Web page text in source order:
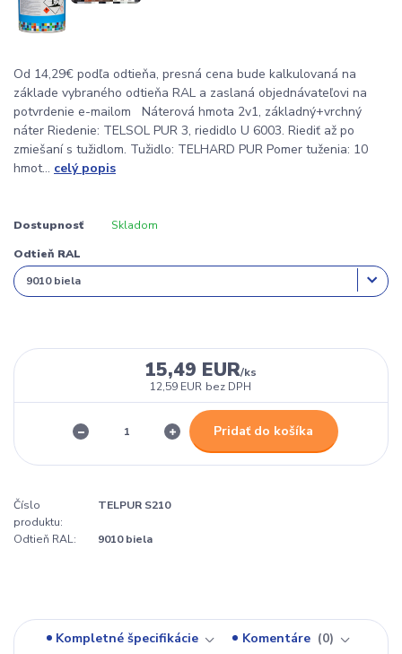
Od 14,29€ podľa odtieňa, presná cena bude kalkulovaná na
základe vybraného odtieňa RAL a zaslaná objednávateľovi na
potvrdenie e-mailom Náterová hmota 2v1, základný+vrchný
náter Riedenie: TELSOL PUR 3, riedidlo U 6003. Riediť až po
zmiešaní s tužidlom. Tužidlo: TELHARD PUR Pomer tuženia: 10
hmot... celý popis
Dostupnosť Skladom
Odtieň RAL
15,49 EUR/ks
12,59 EUR bez DPH
Pridať do košíka
Číslo
produktu:
TELPUR S210
Odtieň RAL: 9010 biela
Kompletné špecifikácie Komentáre 0